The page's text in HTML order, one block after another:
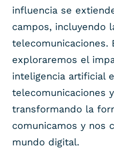
influencia se
campos, incluyendo
telecomunicaciones.
exploraremos el
inteligencia artificial
telecomunicaciones
transformando la
comunicamos y nos
mundo digital.